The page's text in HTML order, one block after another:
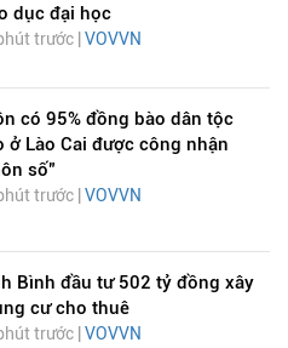
dục đại học
trước | VOVVN
có 95% đồng bào dân tộc
ở Lào Cai được công nhận
số"
trước | VOVVN
Bình đầu tư 502 tỷ đồng xây
cư cho thuê
trước | VOVVN